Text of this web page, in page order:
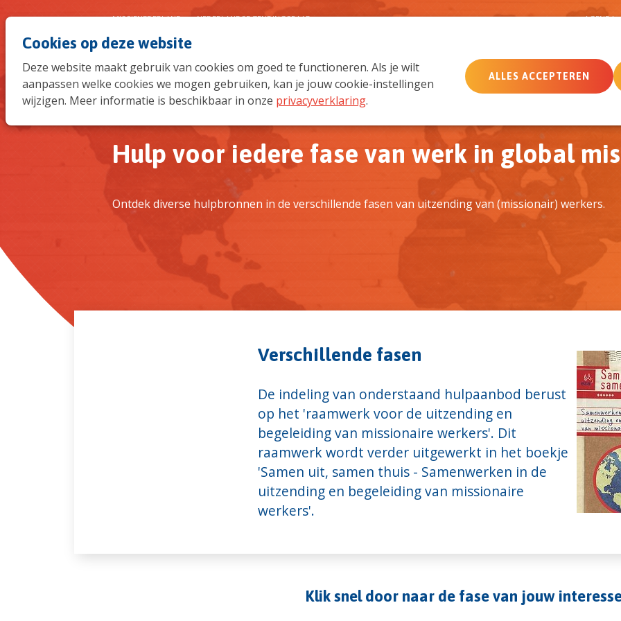
Cookies op deze website
Deze website maakt gebruik van cookies om goed te functioneren. Als je wilt
aanpassen welke cookies we mogen gebruiken, kan je jouw cookie-instellingen
wijzigen. Meer informatie is beschikbaar in onze privacyverklaring.
ALLES ACCEPTEREN
MemberCare Netwerk
MISSIENEDERLAND NEDERLANDSE ZENDINGSRAAD AGENDA
Hulp voor iedere fase van werk in global
Ontdek diverse hulpbronnen in de verschillende fasen van uitzending van (missionair) werkers.
Verschillende fasen
De indeling van onderstaand hulpaanbod berust
op het 'raamwerk voor de uitzending en
begeleiding van missionaire werkers'. Dit
raamwerk wordt verder uitgewerkt in het boekje
'Samen uit, samen thuis - Samenwerken in de
uitzending en begeleiding van missionaire
werkers'.
Klik snel door naar de fase van jouw